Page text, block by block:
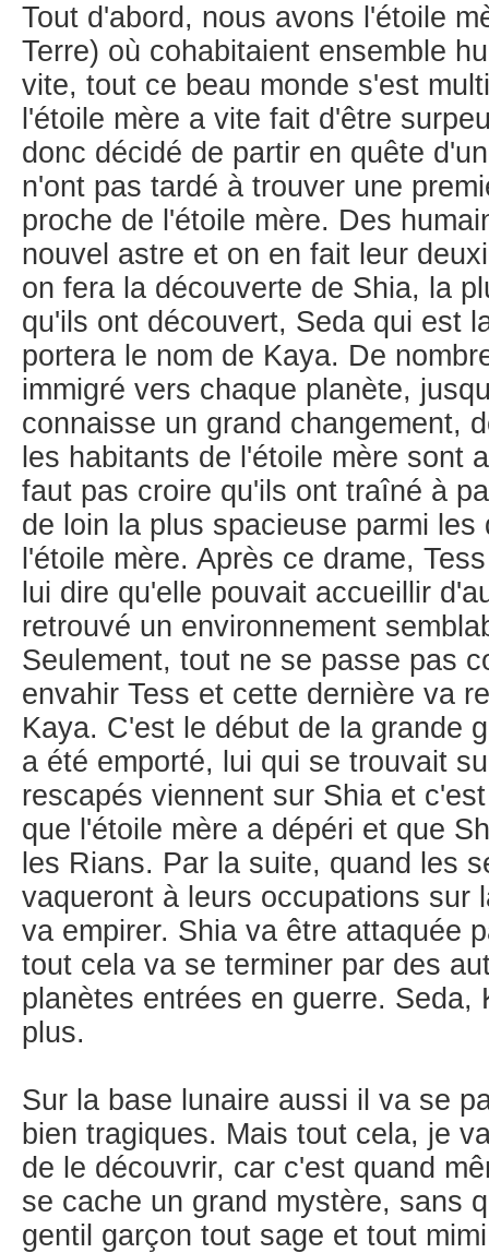
Tout d'abord, nous avons l'étoile
Terre) où cohabitaient ensemble
vite, tout ce beau monde s'est
l'étoile mère a vite fait d'être
donc décidé de partir en quête
n'ont pas tardé à trouver une
proche de l'étoile mère. Des
nouvel astre et on en fait leur
on fera la découverte de Shia, la
qu'ils ont découvert, Seda qui est
portera le nom de Kaya. De
immigré vers chaque planète,
connaisse un grand changement,
les habitants de l'étoile mère sont
faut pas croire qu'ils ont traîné à
de loin la plus spacieuse parmi
l'étoile mère. Après ce drame,
lui dire qu'elle pouvait accueillir
retrouvé un environnement
Seulement, tout ne se passe pas
envahir Tess et cette dernière va
Kaya. C'est le début de la grande
a été emporté, lui qui se trouvait
rescapés viennent sur Shia et
que l'étoile mère a dépéri et que
les Rians. Par la suite, quand les
vaqueront à leurs occupations sur
va empirer. Shia va être attaquée
tout cela va se terminer par des
planètes entrées en guerre. Seda,
plus.
Sur la base lunaire aussi il va se
bien tragiques. Mais tout cela, je
de le découvrir, car c'est quand
se cache un grand mystère, sans
gentil garçon tout sage et tout